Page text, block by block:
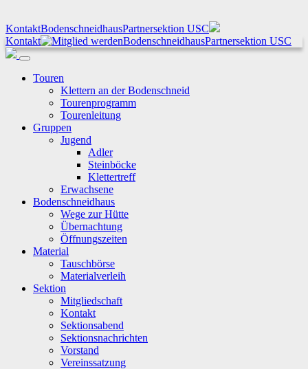
KontaktBodenschneidhausPartnersektion USC
Kontakt
BodenschneidhausPartnersektion USC
Touren
Klettern an der Bodenschneid
Tourenprogramm
Tourenleitung
Gruppen
Jugend
Adler
Steinböcke
Klettertreff
Erwachsene
Bodenschneidhaus
Wege zur Hütte
Übernachtung
Öffnungszeiten
Material
Tauschbörse
Materialverleih
Sektion
Mitgliedschaft
Kontakt
Sektionsabend
Sektionsnachrichten
Vorstand
Vereinssatzung